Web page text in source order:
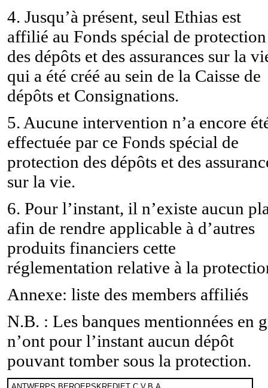
4. Jusqu’à présent, seul Ethias est
affilié au Fonds spécial de protection
des dépôts et des assurances sur la
qui a été créé au sein de la Caisse de
dépôts et Consignations.
5. Aucune intervention n’a encore
effectuée par ce Fonds spécial de
protection des dépôts et des
sur la vie.
6. Pour l’instant, il n’existe aucun
afin de rendre applicable à d’autres
produits financiers cette
réglementation relative à la
Annexe: liste des members affiliés
N.B. : Les banques mentionnées en
n’ont pour l’instant aucun dépôt
pouvant tomber sous la protection.